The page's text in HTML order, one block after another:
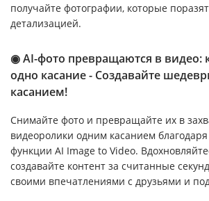
получайте фотографии, которые
детализацией.
◉ AI-фото превращаются в видео:
одно касание - Создавайте
касанием!
Снимайте фото и превращайте их в
видеоролики одним касанием
функции AI Image to Video.
создавайте контент за считанные
своими впечатлениями с друзьями и